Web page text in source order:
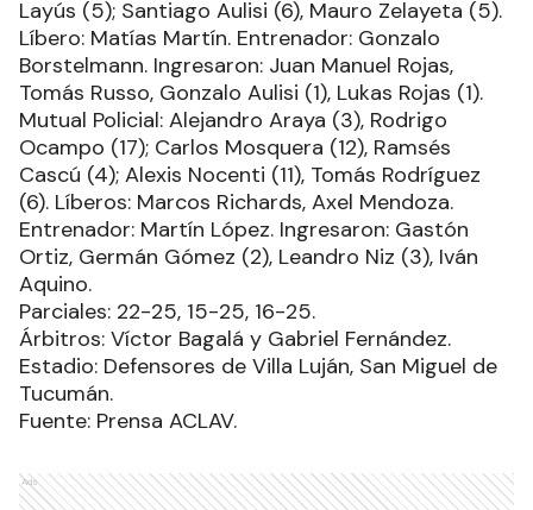
Layús (5); Santiago Aulisi (6), Mauro Zelayeta (5).
Líbero: Matías Martín. Entrenador: Gonzalo
Borstelmann. Ingresaron: Juan Manuel Rojas,
Tomás Russo, Gonzalo Aulisi (1), Lukas Rojas (1).
Mutual Policial: Alejandro Araya (3), Rodrigo
Ocampo (17); Carlos Mosquera (12), Ramsés
Cascú (4); Alexis Nocenti (11), Tomás Rodríguez
(6). Líberos: Marcos Richards, Axel Mendoza.
Entrenador: Martín López. Ingresaron: Gastón
Ortiz, Germán Gómez (2), Leandro Niz (3), Iván
Aquino.
Parciales: 22-25, 15-25, 16-25.
Árbitros: Víctor Bagalá y Gabriel Fernández.
Estadio: Defensores de Villa Luján, San Miguel de
Tucumán.
Fuente: Prensa ACLAV.
Ads